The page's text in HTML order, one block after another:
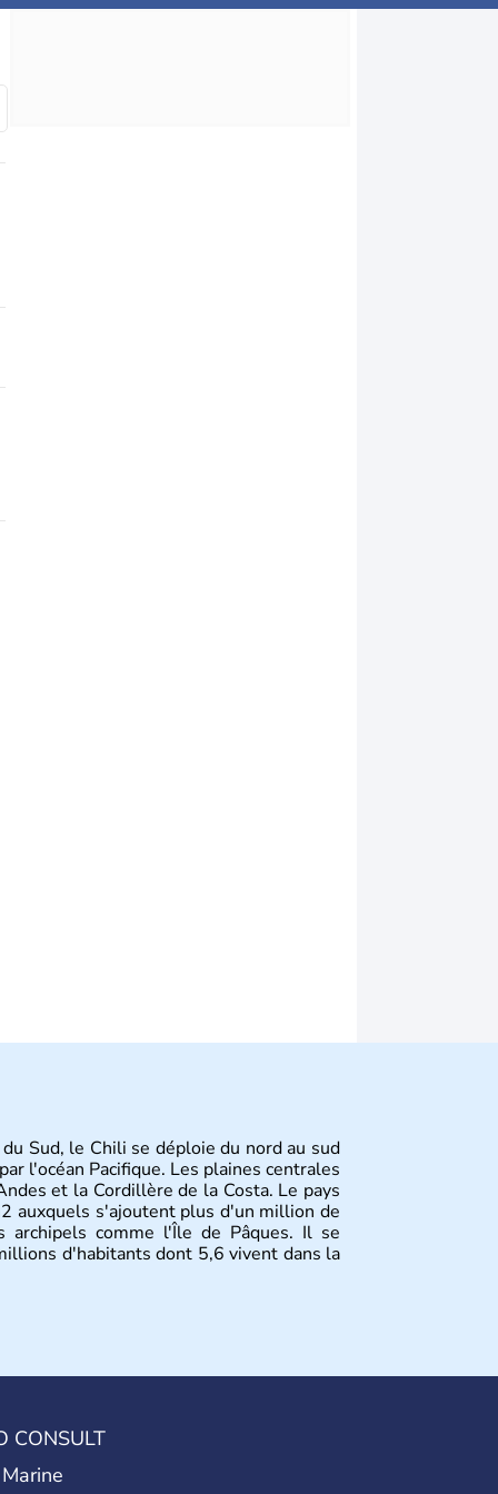
Sud, le Chili se déploie du nord au sud
l'océan Pacifique. Les plaines centrales
et la Cordillère de la Costa. Le pays
auxquels s'ajoutent plus d'un million de
archipels comme l'Île de Pâques. Il se
d'habitants dont 5,6 vivent dans la
CONSULT